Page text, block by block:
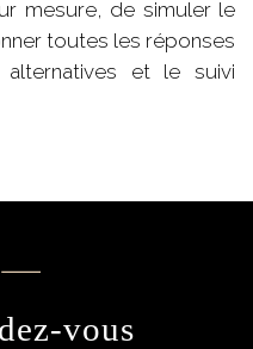
mesure, de simuler le
toutes les réponses
et le suivi
vous